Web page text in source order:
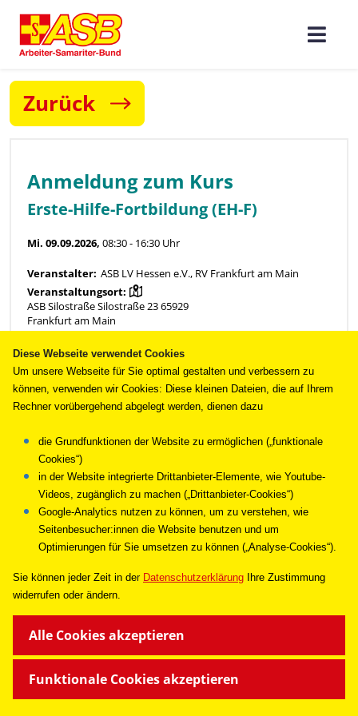
Zurück
Diese Webseite verwendet Cookies
Um unsere Webseite für Sie optimal gestalten und verbessern zu
können, verwenden wir Cookies: Diese kleinen Dateien, die auf Ihrem
Rechner vorübergehend abgelegt werden, dienen dazu
die Grundfunktionen der Website zu ermöglichen („funktionale
Cookies“)
in der Website integrierte Drittanbieter-Elemente, wie Youtube-
Videos, zugänglich zu machen („Drittanbieter-Cookies“)
Google-Analytics nutzen zu können, um zu verstehen, wie
Seitenbesucher:innen die Website benutzen und um
Optimierungen für Sie umsetzen zu können („Analyse-Cookies“).
Sie können jeder Zeit in der Datenschutzerklärung
Ihre Zustimmung
widerrufen oder ändern.
Funktionale Cookies akzeptieren
Alle Cookies akzeptieren